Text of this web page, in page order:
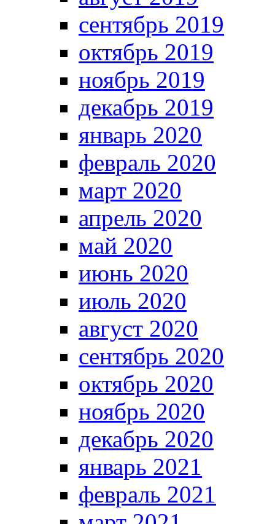
сентябрь 2019
октябрь 2019
ноябрь 2019
декабрь 2019
январь 2020
февраль 2020
март 2020
апрель 2020
май 2020
июнь 2020
июль 2020
август 2020
сентябрь 2020
октябрь 2020
ноябрь 2020
декабрь 2020
январь 2021
февраль 2021